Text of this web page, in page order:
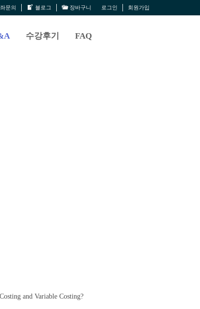
로그인 회원가입
문의 블로그 장바구니
수강후기 FAQ
and Variable Costing?